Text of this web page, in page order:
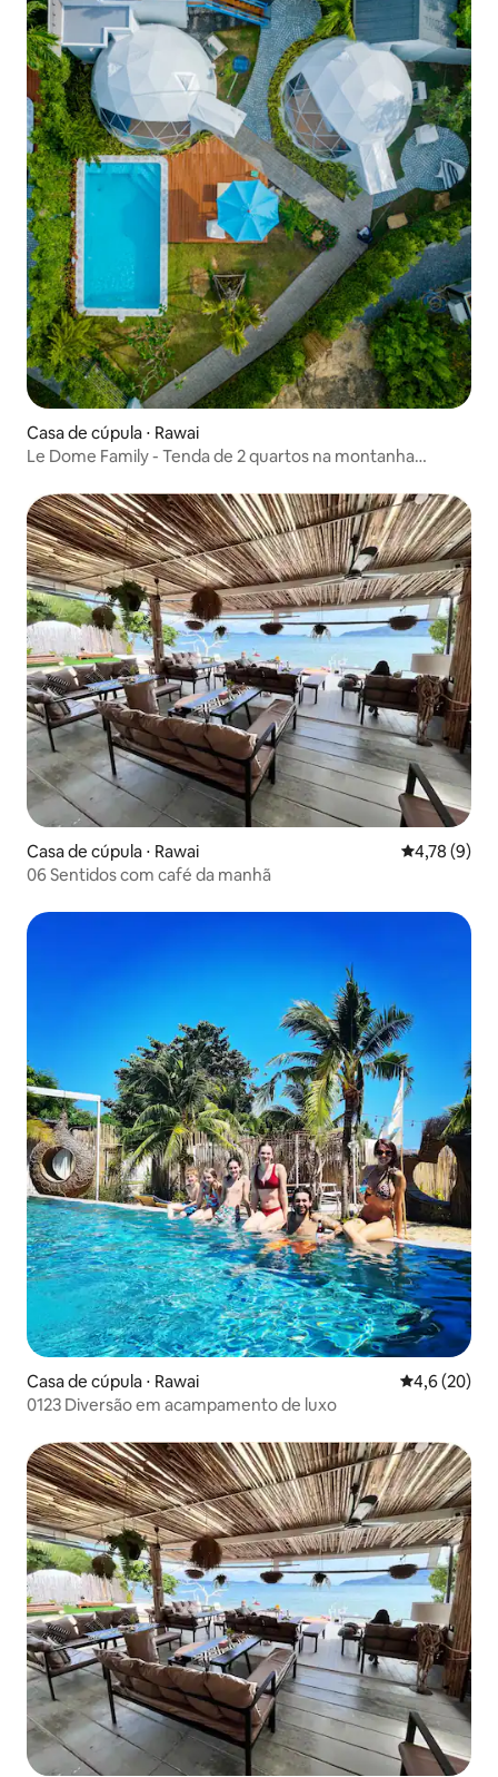
Casa de cúpula ⋅ Rawai
Le Dome Family - Tenda de 2 quartos na montanha
Casa de cúpula ⋅ Rawai 4,78 de
4,78 (9)
06 Sentidos com café da manhã
Casa de cúpula ⋅ Rawai 4,6 de uma
4,6 (20)
0123 Diversão em acampamento de luxo